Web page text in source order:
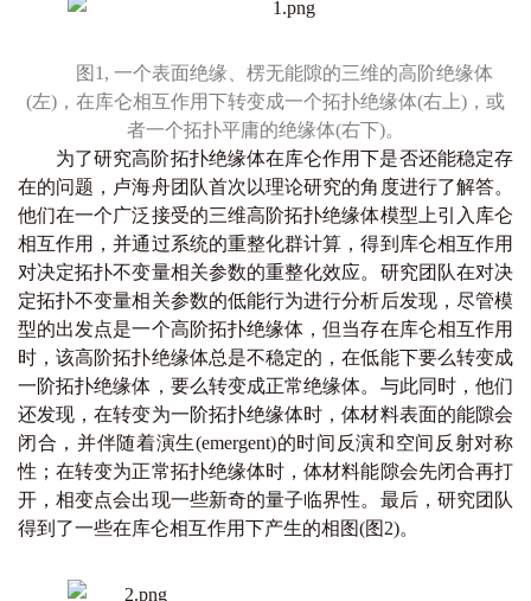
图1, 一个表面绝缘、楞无能隙的三维的高阶绝缘体
(左)，在库仑相互作用下转变成一个拓扑绝缘体(右上)，或
者一个拓扑平庸的绝缘体(右下)。
为了研究高阶拓扑绝缘体在库仑作用下是否还能稳定存
在的问题，卢海舟团队首次以理论研究的角度进行了解答。
他们在一个广泛接受的三维高阶拓扑绝缘体模型上引入库仑
相互作用，并通过系统的重整化群计算，得到库仑相互作用
对决定拓扑不变量相关参数的重整化效应。研究团队在对决
定拓扑不变量相关参数的低能行为进行分析后发现，尽管模
型的出发点是一个高阶拓扑绝缘体，但当存在库仑相互作用
时，该高阶拓扑绝缘体总是不稳定的，在低能下要么转变成
一阶拓扑绝缘体，要么转变成正常绝缘体。与此同时，他们
还发现，在转变为一阶拓扑绝缘体时，体材料表面的能隙会
闭合，并伴随着演生(emergent)的时间反演和空间反射对称
性；在转变为正常拓扑绝缘体时，体材料能隙会先闭合再打
开，相变点会出现一些新奇的量子临界性。最后，研究团队
得到了一些在库仑相互作用下产生的相图(图2)。